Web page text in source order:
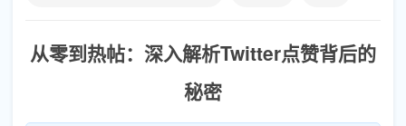
从零到热帖：深入解析Twitter点赞背后的
秘密